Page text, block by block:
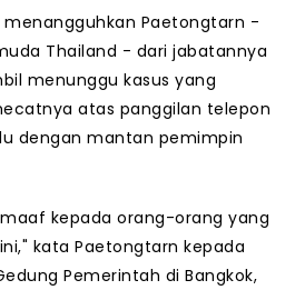
Paetongtarn -
Thailand - dari jabatannya
menunggu kasus yang
atas panggilan telepon
dengan mantan pemimpin
kepada orang-orang yang
kata Paetongtarn kepada
Pemerintah di Bangkok,